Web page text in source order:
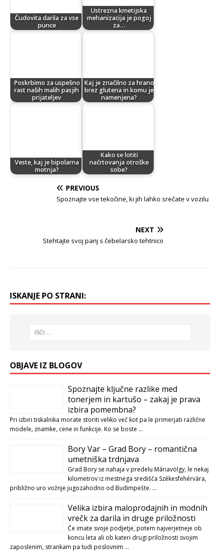
Čudovita darila za vse
punce
Ustrezna kmetijska
mehanizacija je pogoj
za…
Poskrbimo za uspešno
rast naših malih pasjih
prijateljev
Kaj je značilno za hrano
brez glutena in komu je
namenjena?
Veste, kaj je bipolarna
motnja?
Kako se lotiti
načrtovanja otroške
sobe?
PREVIOUS
Spoznajte vse tekočine, ki jih lahko srečate v vozilu
NEXT
Stehtajte svoj panj s čebelarsko tehtnico
ISKANJE PO STRANI:
OBJAVE IZ BLOGOV
Spoznajte ključne razlike med
tonerjem in kartušo – zakaj je prava
izbira pomembna?
Pri izbiri tiskalnika morate storiti veliko več kot pa le primerjati različne
modele, znamke, cene in funkcije. Ko se boste …
Bory Var – Grad Bory – romantična
umetniška trdnjava
Grad Bory se nahaja v predelu Máriavölgy, le nekaj
kilometrov iz mestnega središča Székesfehérvára,
približno uro vožnje jugozahodno od Budimpešte. …
Velika izbira maloprodajnih in modnih
vrečk za darila in druge priložnosti
Če imate svoje podjetje, potem najverjetneje ob
koncu leta ali ob kateri drugi priložnosti svojim
zaposlenim, strankam pa tudi poslovnim …